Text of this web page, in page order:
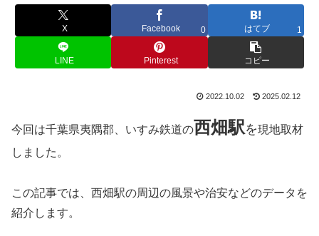
X Facebook 0 はてブ 1
LINE Pinterest コピー
2022.10.02 2025.02.12
今回は千葉県夷隅郡、いすみ鉄道の西畑駅を現地取材
しました。
この記事では、西畑駅の周辺の風景や治安などのデータを
紹介します。